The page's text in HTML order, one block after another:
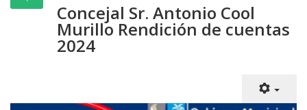
Concejal Sr. Antonio Cool
Murillo Rendición de cuentas
2024